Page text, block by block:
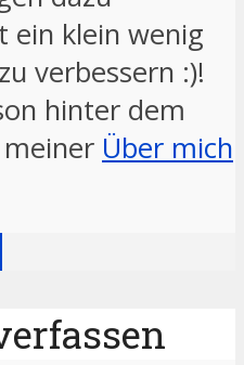
ein klein wenig
verbessern :)!
hinter dem
Über mich